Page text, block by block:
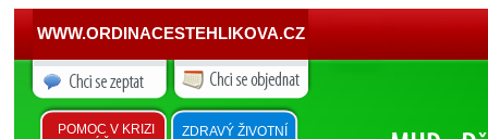
WWW.ORDINACESTEHLIKOVA.CZ
POMOC V KRIZI
ZDRAVÝ ŽIVOTNÍ